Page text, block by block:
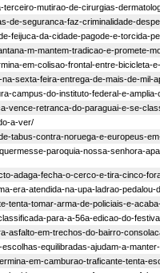
mutirao-de-cirurgias-
de-seguranca-faz-criminalidade-
feijuca-da-cidade-pagode-e-torcida-
m-mantem-tradicao-e-promete-
em-colisao-frontal-entre-bicicleta-
sexta-feira-entrega-de-mais-de-mil-
campus-do-instituto-federal-e-
vence-retranca-do-paraguai-e-se-
a-ver/
tabus-contra-noruega-e-europeus-
paroquia-nossa-senhora-
adaga-fecha-o-cerco-e-tira-cinco-
era-atendida-na-upa-ladrao-
tenta-tomar-arma-de-policiais-e-
para-a-56a-edicao-do-
asfalto-em-trechos-do-bairro-
equilibradas-ajudam-a-
em-camburao-traficante-tenta-